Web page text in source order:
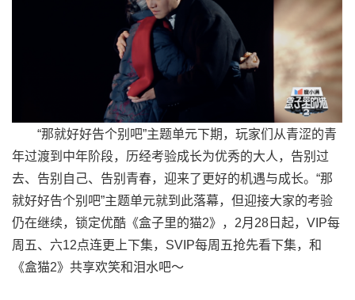
“那就好好告个别吧”主题单元下期，玩家们从青涩的青
年过渡到中年阶段，历经考验成长为优秀的大人，告别过
去、告别自己、告别青春，迎来了更好的机遇与成长。“那
就好好告个别吧”主题单元就到此落幕，但迎接大家的考验
仍在继续，锁定优酷《盒子里的猫2》，2月28日起，VIP每
周五、六12点连更上下集，SVIP每周五抢先看下集，和
《盒猫2》共享欢笑和泪水吧～